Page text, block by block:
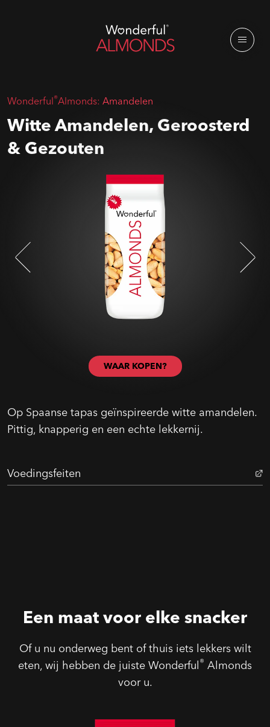
Witte Amandelen, Geroosterd
& Gezouten
Wonderful®Almonds: Amandelen
Op Spaanse tapas geïnspireerde witte amandelen.
Pittig, knapperig en een echte lekkernij.
WAAR KOPEN?
Voedingsfeiten
Een maat voor elke snacker
Of u nu onderweg bent of thuis iets lekkers wilt
eten, wij hebben de juiste Wonderful® Almonds
voor u.